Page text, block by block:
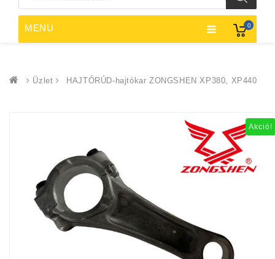
0
MENU
Üzlet HAJTÓRÚD-hajtókar ZONGSHEN XP380, XP440
Akció!